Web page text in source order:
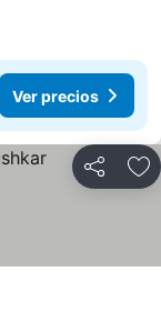
Ver precios
Compartir